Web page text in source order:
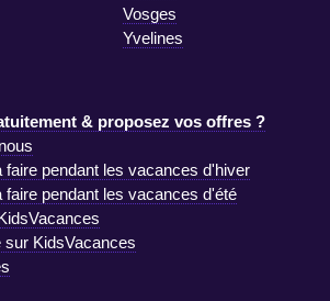
Vosges
Yvelines
& proposez vos offres ?
faire pendant les vacances d'hiver
faire pendant les vacances d'été
sur KidsVacances